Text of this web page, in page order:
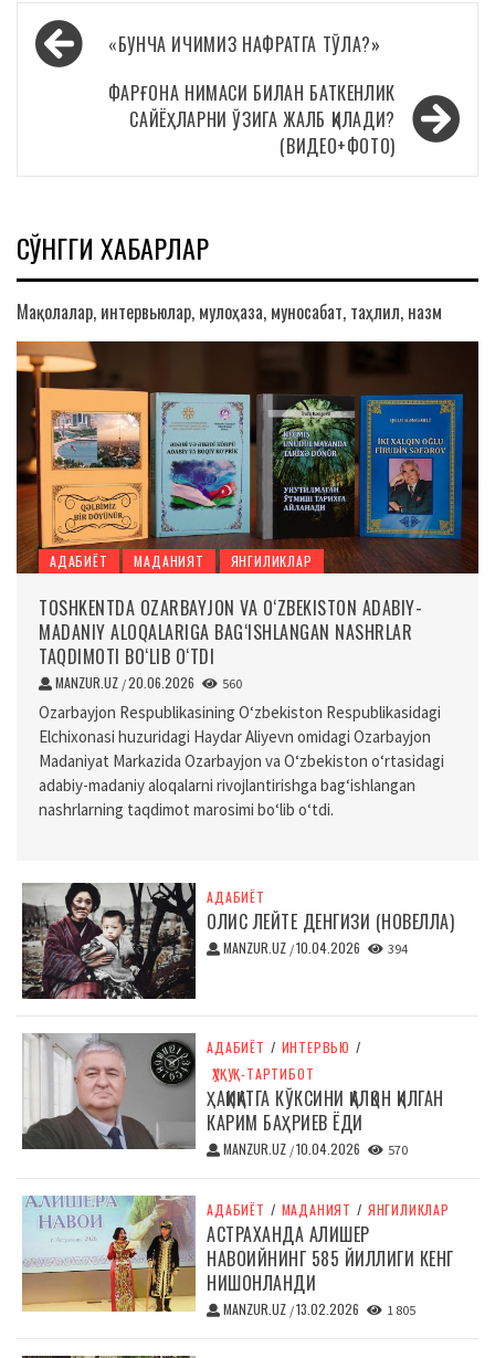
Навигация
по
записям
«БУНЧА ИЧИМИЗ НАФРАТГА ТЎЛА?»
ФАРҒОНА НИМАСИ БИЛАН БАТКЕНЛИК
САЙЁҲЛАРНИ ЎЗИГА ЖАЛБ ҚИЛАДИ?
(ВИДЕО+ФОТО)
СЎНГГИ ХАБАРЛАР
Мақолалар, интервьюлар, мулоҳаза, муносабат, таҳлил, назм
АДАБИЁТ МАДАНИЯТ ЯНГИЛИКЛАР
TOSHKENTDA OZARBAYJON VA O‘ZBEKISTON ADABIY-
MADANIY ALOQALARIGA BAG‘ISHLANGAN NASHRLAR
TAQDIMOTI BO‘LIB O‘TDI
MANZUR.UZ /20.06.2026 560
Ozarbayjon Respublikasining O‘zbekiston Respublikasidagi
Elchixonasi huzuridagi Haydar Aliyevn omidagi Ozarbayjon
Madaniyat Markazida Ozarbayjon va O‘zbekiston o‘rtasidagi
adabiy-madaniy aloqalarni rivojlantirishga bag‘ishlangan
nashrlarning taqdimot marosimi bo‘lib o‘tdi.
АДАБИЁТ
ОЛИС ЛЕЙТЕ ДЕНГИЗИ (НОВЕЛЛА)
MANZUR.UZ /10.04.2026 394
АДАБИЁТ / ИНТЕРВЬЮ /
ҲУҚУҚ-ТАРТИБОТ
ҲАҚИҚАТГА КЎКСИНИ ҚАЛҚОН ҚИЛГАН
КАРИМ БАҲРИЕВ ЁДИ
MANZUR.UZ /10.04.2026 570
АДАБИЁТ / МАДАНИЯТ / ЯНГИЛИКЛАР
АСТРАХАНДА АЛИШЕР
НАВОИЙНИНГ 585 ЙИЛЛИГИ КЕНГ
НИШОНЛАНДИ
MANZUR.UZ /13.02.2026 1 805